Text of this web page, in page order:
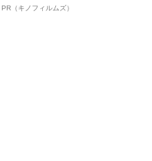
ルインタビュー“観客を魅了した
PR（キノフィルムズ）